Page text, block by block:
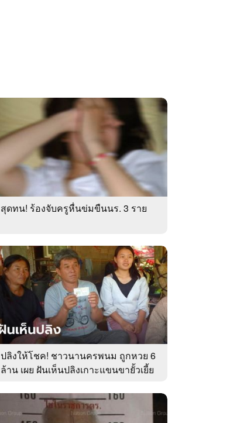
สุดทน! ร้องจับครูหื่นข่มขืนนร. 3 ราย
ปลิงให้โชค! ชาวนานครพนม ถูกหวย 6
ล้าน เผย ฝันเห็นปลิงเกาะแขนขายั้วเยี้ย